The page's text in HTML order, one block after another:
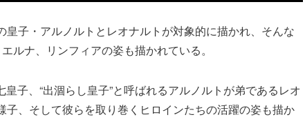
子・アルノルトとレオナルトが対象的に描かれ、そんな
ルナ、リンフィアの姿も描かれている。
子、“出涸らし皇子”と呼ばれるアルノルトが弟であるレオ
、そして彼らを取り巻くヒロインたちの活躍の姿も描か